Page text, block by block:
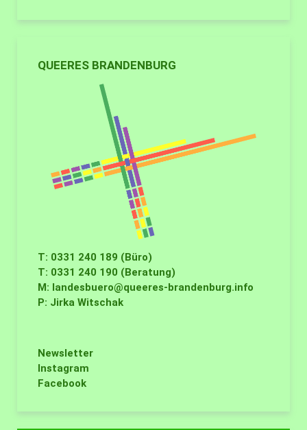
QUEERES BRANDENBURG
T: 0331 240 189 (Büro)
T: 0331 240 190 (Beratung)
M: landesbuero@queeres-brandenburg.info
P: Jirka Witschak
Newsletter
Instagram
Facebook